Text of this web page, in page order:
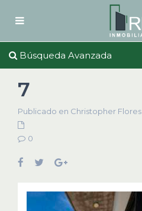
Búsqueda Avanzada
7
Publicado en Christopher Flores
0